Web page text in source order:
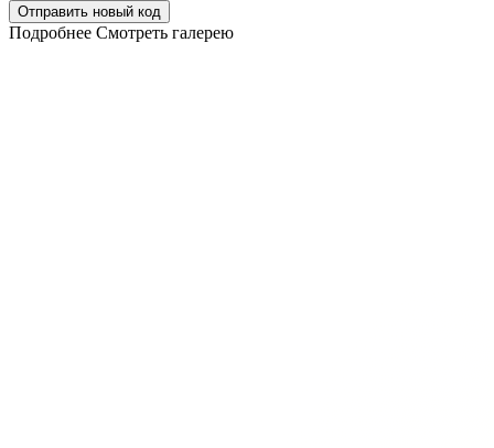
Отправить новый код
Подробнее Смотреть галерею